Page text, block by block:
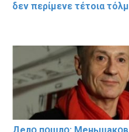
δεν περίμενε τέτοια